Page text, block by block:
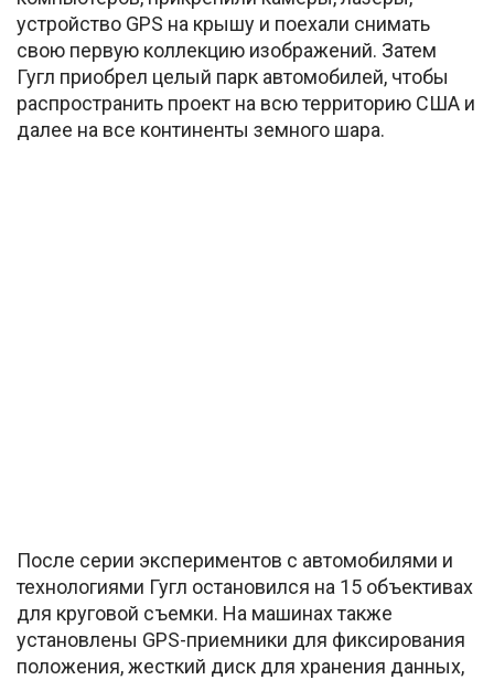
устройство GPS на крышу и поехали снимать
свою первую коллекцию изображений. Затем
Гугл приобрел целый парк автомобилей, чтобы
распространить проект на всю территорию США и
далее на все континенты земного шара.
После серии экспериментов с автомобилями и
технологиями Гугл остановился на 15 объективах
для круговой съемки. На машинах также
установлены GPS-приемники для фиксирования
положения, жесткий диск для хранения данных,